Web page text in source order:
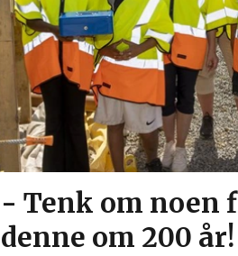
- Tenk om noen
denne om 200 år!